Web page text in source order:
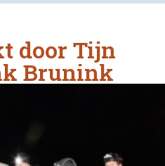
door Tijn
Brunink